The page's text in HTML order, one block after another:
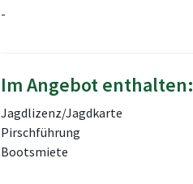
-
Im Angebot enthalten:
Jagdlizenz/Jagdkarte
Pirschführung
Bootsmiete